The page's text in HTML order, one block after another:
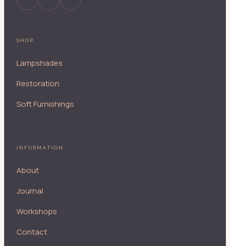
SHOP
Lampshades
Restoration
Soft Furnishings
INFORMATION
About
Journal
Workshops
Contact